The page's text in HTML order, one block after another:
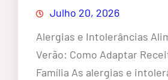
Julho 20, 2026
Alergias e Intolerâncias
Verão: Como Adaptar
Família As alergias e